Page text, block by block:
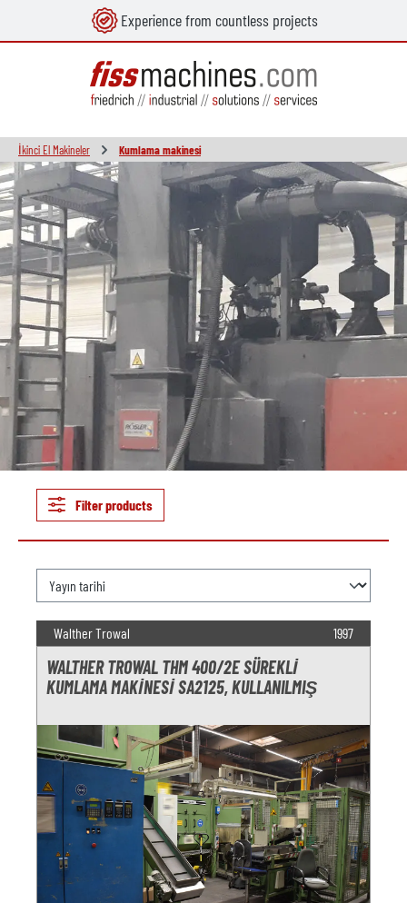
Experience from countless projects
İkinci El Makineler Kumlama makinesi
Filter products
Walther Trowal 1997
WALTHER TROWAL THM 400/2E SÜREKLI
KUMLAMA MAKINESI SA2125, KULLANILMIŞ